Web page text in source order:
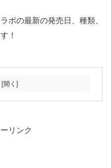
ボの最新の発売日、種類、
！
リンク